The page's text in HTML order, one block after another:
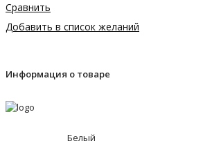
Сравнить
Добавить в список желаний
Информация о товаре
Белый